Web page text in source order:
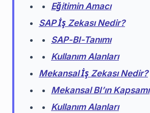
Eğitimin Amacı
SAP İş Zekası Nedir?
SAP-BI-Tanımı
Kullanım Alanları
Mekansal İş Zekası Nedir?
Mekansal BI’ın Kapsamı
Kullanım Alanları